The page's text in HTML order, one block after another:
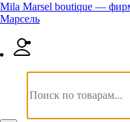
Mila Marsel boutique —
Марсель